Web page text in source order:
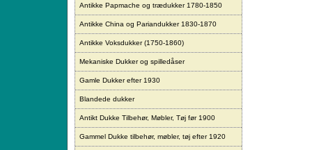
Antikke Papmache og trædukker 1780-1850
Antikke China og Pariandukker 1830-1870
Antikke Voksdukker (1750-1860)
Mekaniske Dukker og spilledåser
Gamle Dukker efter 1930
Blandede dukker
Antikt Dukke Tilbehør, Møbler, Tøj før 1900
Gammel Dukke tilbehør, møbler, tøj efter 1920